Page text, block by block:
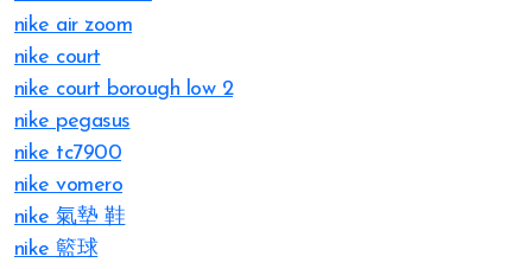
nike air zoom
nike court
nike court borough low 2
nike pegasus
nike tc7900
nike vomero
nike 氣墊 鞋
nike 籃球